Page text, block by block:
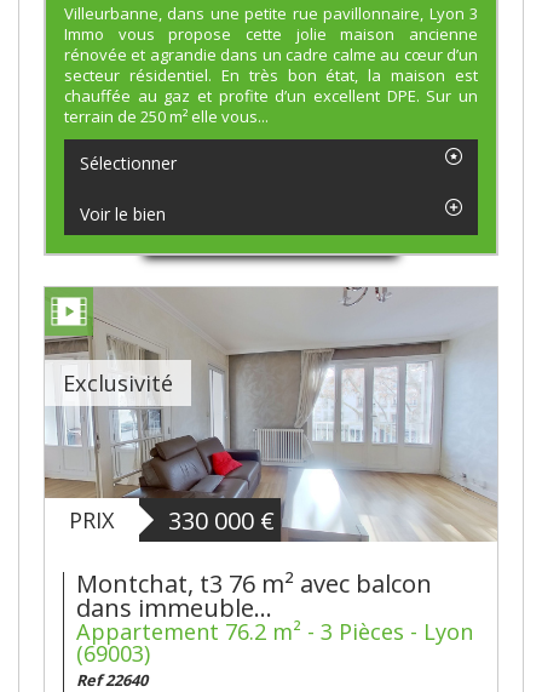
Villeurbanne, dans une petite rue pavillonnaire, Lyon 3
Immo vous propose cette jolie maison ancienne
rénovée et agrandie dans un cadre calme au cœur d’un
secteur résidentiel. En très bon état, la maison est
chauffée au gaz et profite d’un excellent DPE. Sur un
terrain de 250 m² elle vous...
Sélectionner
Voir le bien
Exclusivité
PRIX 330 000 €
Montchat, t3 76 m² avec balcon
dans immeuble...
Appartement 76.2 m² - 3 Pièces - Lyon
(69003)
Ref 22640